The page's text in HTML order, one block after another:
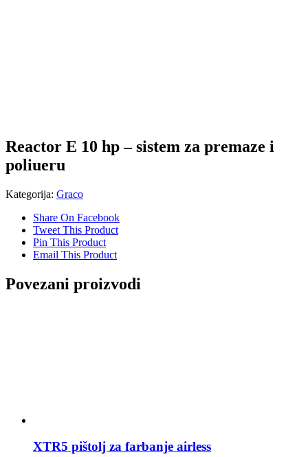
Reactor E 10 hp – sistem za premaze i
poliueru
Kategorija: Graco
Share On Facebook
Tweet This Product
Pin This Product
Email This Product
Povezani proizvodi
XTR5 pištolj za farbanje airless